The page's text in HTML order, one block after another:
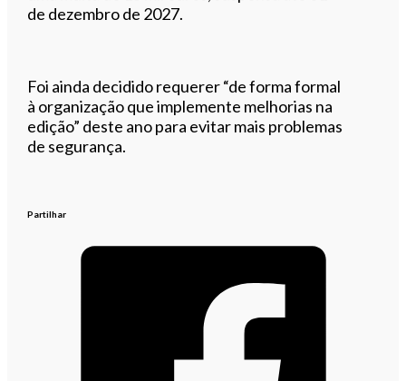
de dezembro de 2027.
Foi ainda decidido requerer “de forma formal
à organização que implemente melhorias na
edição” deste ano para evitar mais problemas
de segurança.
Partilhar